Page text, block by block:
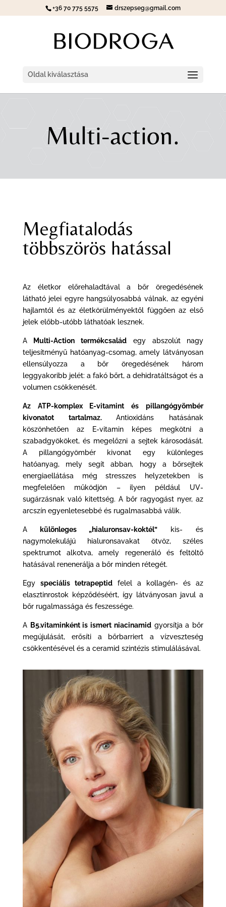
+36 70 775 5575 drszepseg@gmail.com
Oldal kiválasztása
Multi-action.
Megfiatalodás
többszörös hatással
Az életkor előrehaladtával a bőr öregedésének
látható jelei egyre hangsúlyosabbá válnak, az egyéni
hajlamtól és az életkörülményektől függően az első
jelek előbb-utóbb láthatóak lesznek.
A Multi-Action termékcsalád egy abszolút nagy
teljesítményű hatóanyag-csomag, amely látványosan
ellensúlyozza a bőr öregedésének három
leggyakoribb jelét: a fakó bőrt, a dehidratáltságot és a
volumen csökkenését.
Az ATP-komplex E-vitamint és pillangógyömbér
kivonatot tartalmaz.Antioxidáns hatásának
köszönhetően az E-vitamin képes megkötni a
szabadgyököket, és megelőzni a sejtek károsodását.
A pillangógyömbér kivonat egy különleges
hatóanyag, mely segít abban, hogy a bőrsejtek
energiaellátása még stresszes helyzetekben is
megfelelően működjön – ilyen például UV-
sugárzásnak való kitettség. A bőr ragyogást nyer, az
arcszín egyenletesebbé és rugalmasabbá válik.
Akülönleges „hialuronsav-koktél” kis- és
nagymolekulájú hialuronsavakat ötvöz, széles
spektrumot alkotva, amely regeneráló és feltöltő
hatásával renenerálja a bőr minden rétegét.
Egy speciális tetrapeptidfelel a kollagén- és az
elasztinrostok képződéséért, így látványosan javul a
bőr rugalmassága és feszessége.
A B5.vitaminként is ismert niacinamidgyorsítja a bőr
megújulását, erősíti a bőrbarriert a vízveszteség
csökkentésével és a ceramid szintézis stimulálásával.